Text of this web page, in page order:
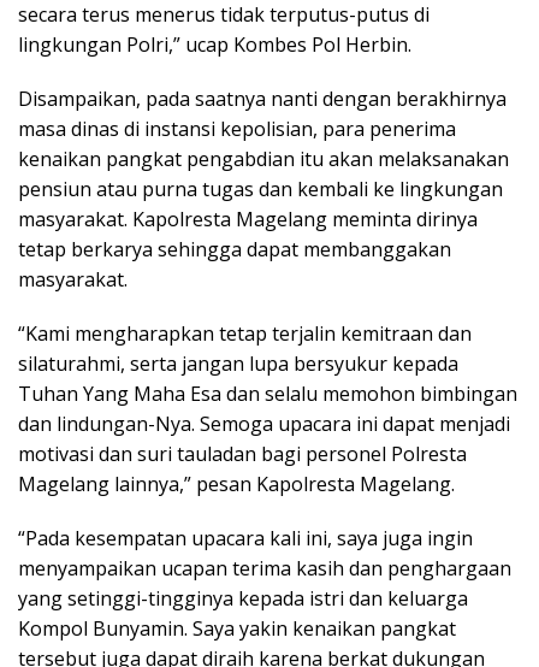
secara terus menerus tidak terputus-putus di
lingkungan Polri,” ucap Kombes Pol Herbin.
Disampaikan, pada saatnya nanti dengan berakhirnya
masa dinas di instansi kepolisian, para penerima
kenaikan pangkat pengabdian itu akan melaksanakan
pensiun atau purna tugas dan kembali ke lingkungan
masyarakat. Kapolresta Magelang meminta dirinya
tetap berkarya sehingga dapat membanggakan
masyarakat.
“Kami mengharapkan tetap terjalin kemitraan dan
silaturahmi, serta jangan lupa bersyukur kepada
Tuhan Yang Maha Esa dan selalu memohon bimbingan
dan lindungan-Nya. Semoga upacara ini dapat menjadi
motivasi dan suri tauladan bagi personel Polresta
Magelang lainnya,” pesan Kapolresta Magelang.
“Pada kesempatan upacara kali ini, saya juga ingin
menyampaikan ucapan terima kasih dan penghargaan
yang setinggi-tingginya kepada istri dan keluarga
Kompol Bunyamin. Saya yakin kenaikan pangkat
tersebut juga dapat diraih karena berkat dukungan